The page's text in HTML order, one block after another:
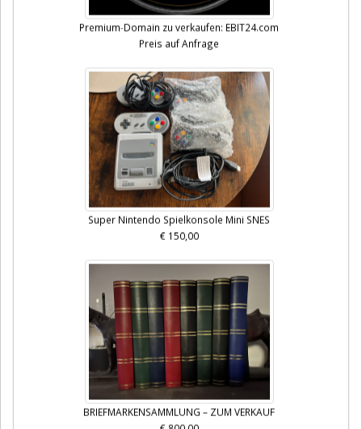
Premium-Domain zu verkaufen: EBIT24.com
Preis auf Anfrage
Super Nintendo Spielkonsole Mini SNES
€ 150,00
BRIEFMARKENSAMMLUNG – ZUM VERKAUF
€ 800,00